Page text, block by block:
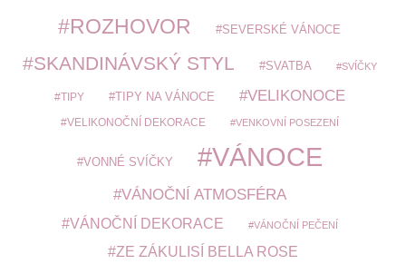
ROZHOVOR SEVERSKÉ VÁNOCE
SKANDINÁVSKÝ STYL SVATBA SVÍČKY
TIPY TIPY NA VÁNOCE VELIKONOCE
VELIKONOČNÍ DEKORACE VENKOVNÍ POSEZENÍ
VONNÉ SVÍČKY VÁNOCE
VÁNOČNÍ ATMOSFÉRA
VÁNOČNÍ DEKORACE VÁNOČNÍ PEČENÍ
ZE ZÁKULISÍ BELLA ROSE